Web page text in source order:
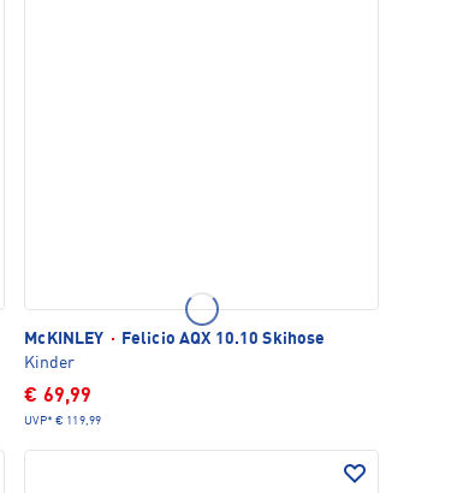
McKINLEY ·
Felicio AQX 10.10 Skihose
Kinder
€ 69,99
UVP* € 119,99